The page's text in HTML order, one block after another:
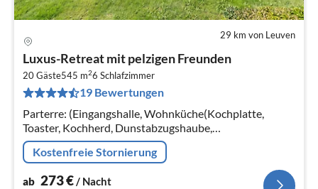
29 km von Leuven
Luxus-Retreat mit pelzigen Freunden
20 Gäste545 m26 Schlafzimmer
19 Bewertungen
Parterre: (Eingangshalle, Wohnküche(Kochplatte,
Toaster, Kochherd, Dunstabzugshaube,
Kaffeemaschine(cups, Espresso, Filter, pads)
Kostenfreie Stornierung
ab 273€/ Nacht